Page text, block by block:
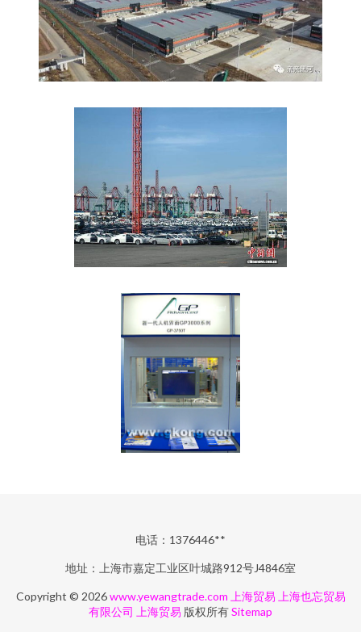
电话：1376446**
地址：上海市嘉定工业区叶城路912号J4846室
Copyright © 2026www.yewangtrade.com 上海贸易 上海也忘贸易
有限公司
上海贸易 版权所有Sitemap